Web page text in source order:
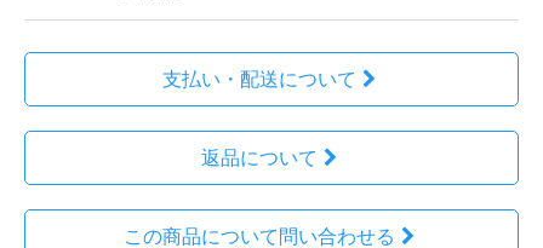
支払い・配送について
返品について
この商品について問い合わせる